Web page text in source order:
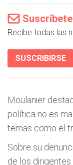
Recibe todas las
SUSCRIBIRSE
Moulanier
política no es
temas como el
Sobre su
de los